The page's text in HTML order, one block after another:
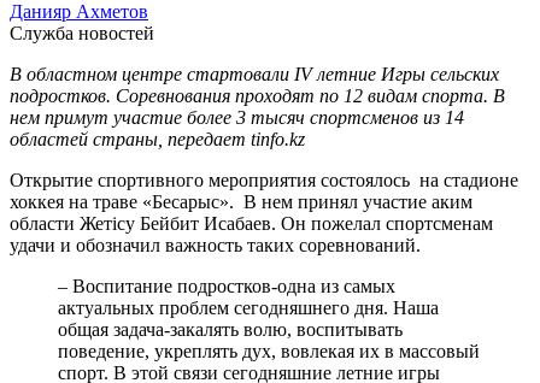
Данияр Ахметов
Служба новостей
В областном центре стартовали IV летние Игры сельских
подростков. Соревнования проходят по 12 видам спорта. В
нем примут участие более 3 тысяч спортсменов из 14
областей страны, передает tinfo.kz
Открытие спортивного мероприятия состоялось на стадионе
хоккея на траве «Бесарыс». В нем принял участие аким
области Жетісу Бейбит Исабаев. Он пожелал спортсменам
удачи и обозначил важность таких соревнований.
– Воспитание подростков-одна из самых
актуальных проблем сегодняшнего дня. Наша
общая задача-закалять волю, воспитывать
поведение, укреплять дух, вовлекая их в массовый
спорт. В этой связи сегодняшние летние игры